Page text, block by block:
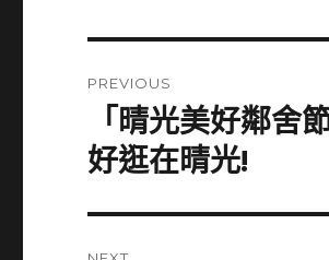
navigation
PREVIOUS
Previous
post:
「晴光美好鄰
好逛在晴光!